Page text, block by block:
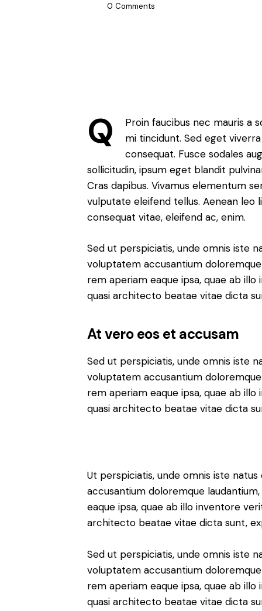
0 Comments
Q
Proin faucibus nec mauris a
mi tincidunt. Sed eget
consequat. Fusce sodales
sollicitudin, ipsum eget blandit
Cras dapibus. Vivamus elementum
vulputate eleifend tellus. Aenean leo
consequat vitae, eleifend ac, enim.
Sed ut perspiciatis, unde omnis iste
voluptatem accusantium
rem aperiam eaque ipsa, quae ab
quasi architecto beatae vitae dicta
At vero eos et accusam
Sed ut perspiciatis, unde omnis iste
voluptatem accusantium
rem aperiam eaque ipsa, quae ab
quasi architecto beatae vitae dicta
Ut perspiciatis, unde omnis iste
accusantium doloremque
eaque ipsa, quae ab illo inventore
architecto beatae vitae dicta sunt,
Sed ut perspiciatis, unde omnis iste
voluptatem accusantium
rem aperiam eaque ipsa, quae ab
quasi architecto beatae vitae dicta